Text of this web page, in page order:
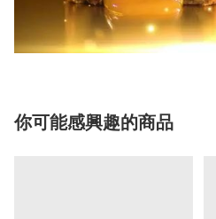
你可能感興趣的商品